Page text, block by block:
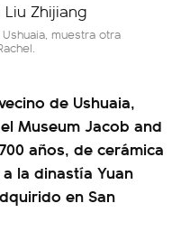
muestra otra
de Ushuaia,
Museum Jacob and
años, de cerámica
la dinastía Yuan
en San